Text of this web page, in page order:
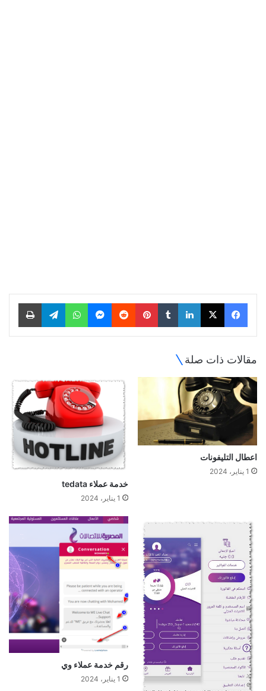
فيسبوك ‫X لينكدإن ‏Tumblr بينتيريست ‏Reddit ماسنجر واتساب تيلقرام
مقالات ذات صلة
اعطال التليفونات
1 يناير، 2024
خدمة عملاء tedata
1 يناير، 2024
رقم خدمة عملاء وي
1 يناير، 2024